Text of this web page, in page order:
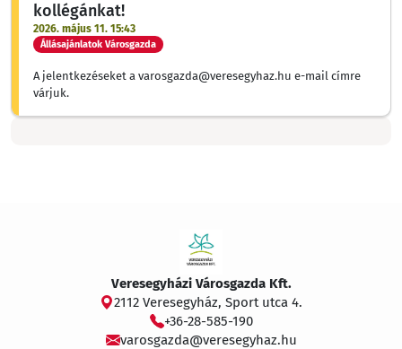
kollégánkat!
2026. május 11. 15:43
Állásajánlatok Városgazda
A jelentkezéseket a varosgazda@veresegyhaz.hu e-mail címre
várjuk.
Veresegyházi Városgazda Kft.
2112 Veresegyház, Sport utca 4.
+36-28-585-190
varosgazda@veresegyhaz.hu